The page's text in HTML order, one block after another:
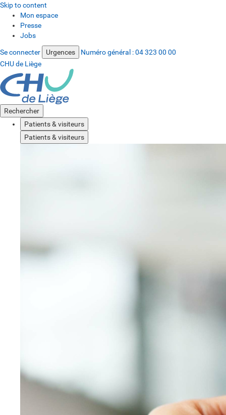
Skip to content
Mon espace
Presse
Jobs
Se connecter Urgences Numéro général :04 323 00 00
CHU de Liège
Rechercher
Patients & visiteurs
Patients & visiteurs